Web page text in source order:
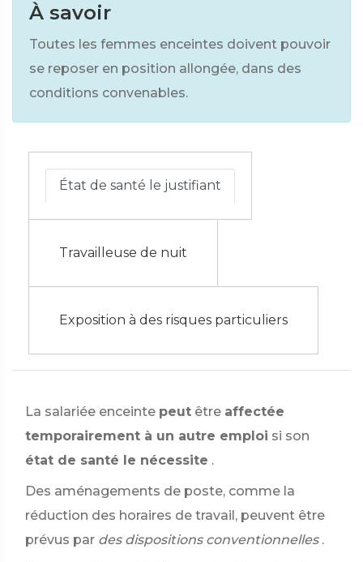
À savoir
Toutes les femmes enceintes doivent pouvoir
se reposer en position allongée, dans des
conditions convenables.
État de santé le justifiant
Travailleuse de nuit
Exposition à des risques particuliers
La salariée enceinte peut être affectée
temporairement à un autre emploi si son
état de santé le nécessite .
Des aménagements de poste, comme la
réduction des horaires de travail, peuvent être
prévus par des dispositions conventionnelles .